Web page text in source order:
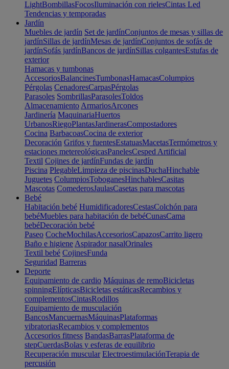
LightBombillasFocosIluminación con rielesCintas Led
Tendencias y temporadas
Jardín
Muebles de jardín Set de jardínConjuntos de mesas y sillas de
jardínSillas de jardínMesas de jardínConjuntos de sofás de
jardínSofás jardínBancos de jardínSillas colgantesEstufas de
exterior
Hamacas y tumbonas
AccesoriosBalancinesTumbonasHamacasColumpios
Pérgolas CenadoresCarpasPérgolas
Parasoles SombrillasParasolesToldos
Almacenamiento ArmariosArcones
Jardinería MaquinariaHuertos
UrbanosRiegoPlantasJardinerasCompostadores
Cocina BarbacoasCocina de exterior
Decoración Grifos y fuentesEstatuasMacetasTermómetros y
estaciones metereológicasPanelesCesped Artificial
Textil Cojines de jardínFundas de jardín
Piscina PlegableLimpieza de piscinasDuchaHinchable
Juguetes ColumpiosToboganesHinchablesCasitas
Mascotas ComederosJaulasCasetas para mascotas
Bebé
Habitación bebé HumidificadoresCestasColchón para
bebéMuebles para habitación de bebéCunasCama
bebéDecoración bebé
Paseo CocheMochilasAccesoriosCapazosCarrito ligero
Baño e higiene Aspirador nasalOrinales
Textil bebé CojinesFunda
Seguridad Barreras
Deporte
Equipamiento de cardio Máquinas de remoBicicletas
spinningElípticasBicicletas estáticasRecambios y
complementosCintasRodillos
Equipamiento de musculación
BancosMancuernasMáquinasPlataformas
vibratoriasRecambios y complementos
Accesorios fitness BandasBarrasPlataforma de
stepCuerdasBolas y esferas de equilibrio
Recuperación muscular ElectroestimulaciónTerapia de
percusión